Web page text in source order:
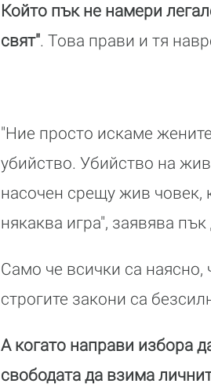
Който пък не намери
свят". Това прави и тя
"Ние просто искаме
убийство. Убийство на
насочен срещу жив човек,
някаква игра", заявява
Само че всички са наясно,
строгите закони са
А когато направи избора
свободата да взима